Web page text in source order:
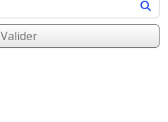
Valider